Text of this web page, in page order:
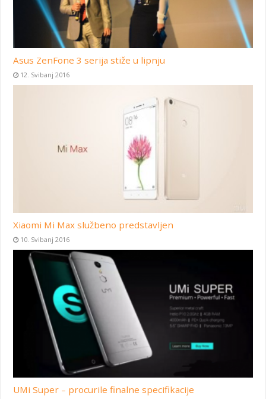
Asus ZenFone 3 serija stiže u lipnju
12. Svibanj 2016
Xiaomi Mi Max službeno predstavljen
10. Svibanj 2016
UMi Super – procurile finalne specifikacije